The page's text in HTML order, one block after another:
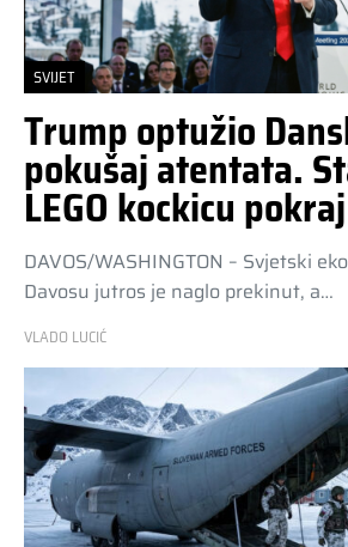
SVIJET
Trump optužio
pokušaj atentata.
LEGO kockicu
DAVOS/WASHINGTON – Svjetski
Davosu jutros je naglo prekinut, a…
VLADO LUCIĆ